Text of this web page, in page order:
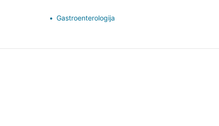
Gastroenterologija